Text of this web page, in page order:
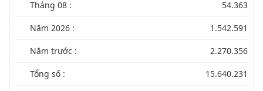
Tháng 08 : 54.363
Năm 2026 : 1.542.591
Năm trước : 2.270.356
Tổng số : 15.640.231